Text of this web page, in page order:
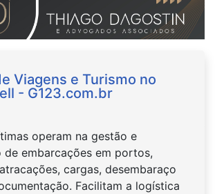
Viagens e Turismo no
- G123.com.br
operam na gestão e
de embarcações em portos,
cargas, desembaraço
Facilitam a logística